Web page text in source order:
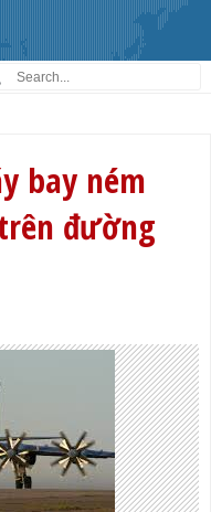
bay ném
đường